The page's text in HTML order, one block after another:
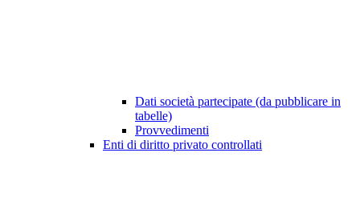
Dati società partecipate (da pubblicare in
tabelle)
Provvedimenti
Enti di diritto privato controllati